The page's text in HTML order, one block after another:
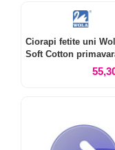
Ciorapi fetite uni
Soft Cotton